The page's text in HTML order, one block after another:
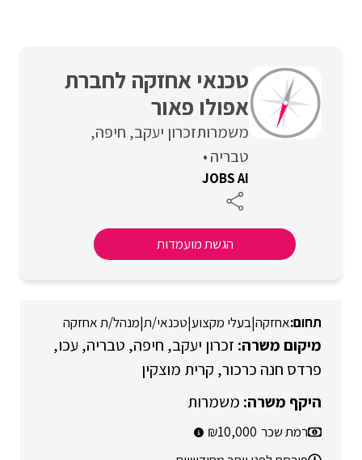
טכנאי אחזקה לחברת
אפולו פאור
משמרותזכרון יעקב חיפה
טבריה
JOBS AI
הגשת מועמדות
אחזקה|בעלי מקצוע|טכנאי/ת|מנהל/ת אחזקה
זכרון יעקב חיפה טבריה עכו
פרדס חנה כרכור קרית מוצקין
משמרות
רמת שכר 10,000